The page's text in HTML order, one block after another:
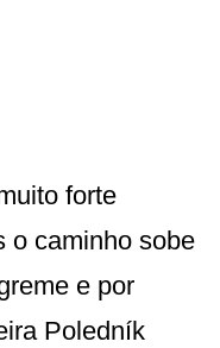
forte
o caminho sobe
e por
Poledník